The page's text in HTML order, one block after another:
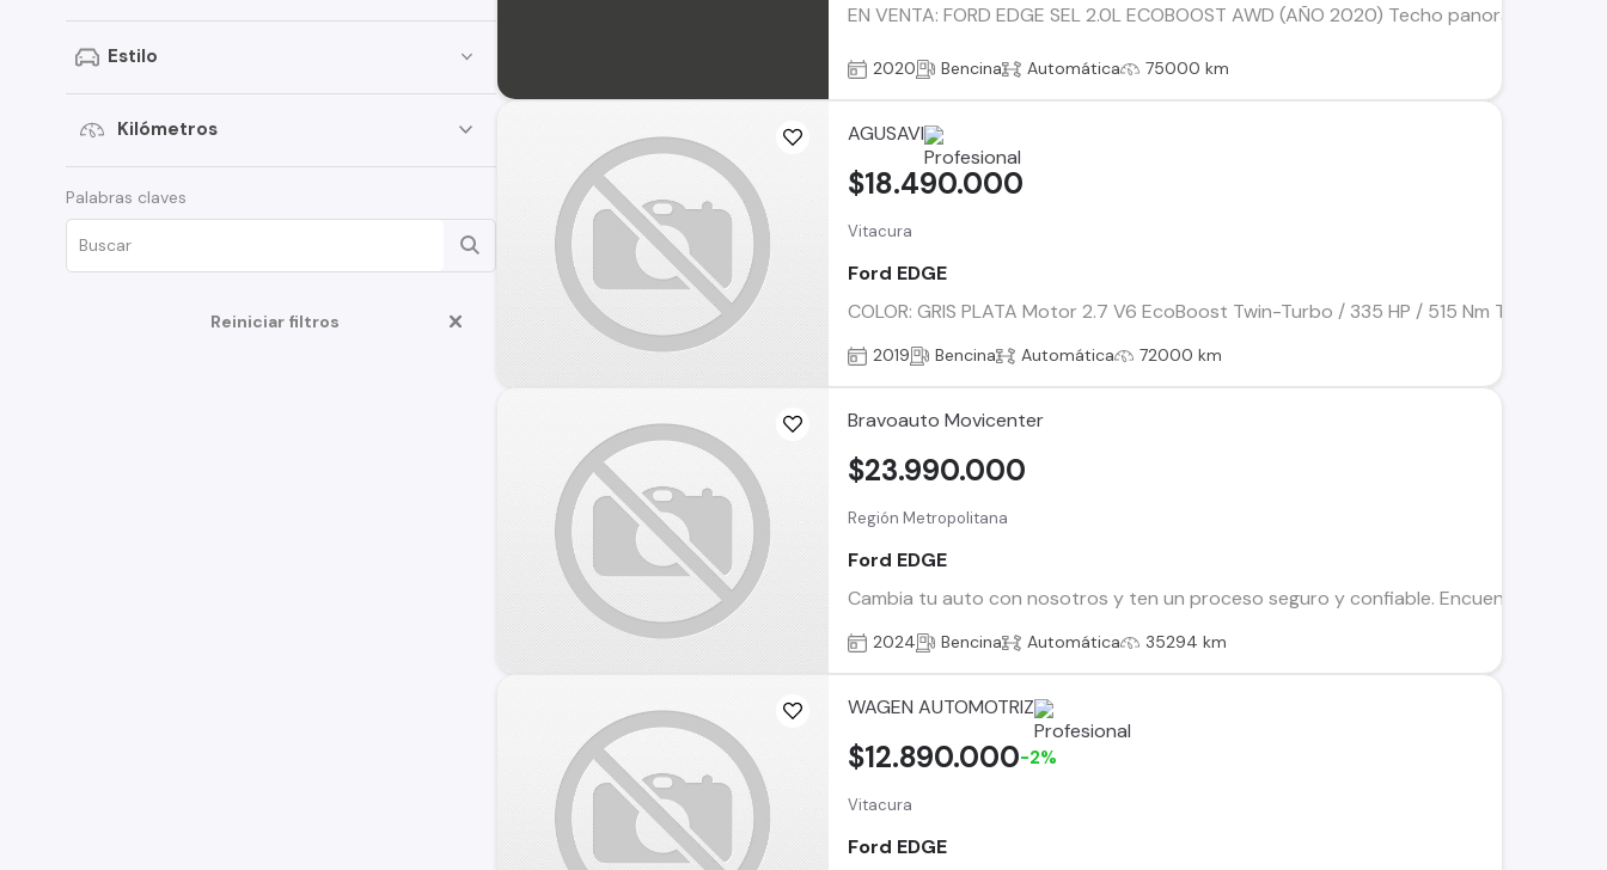
Transit Van
Expedition
Maverick
Edge
Fusion
Estilo
Kilómetros
Palabras claves
Reiniciar filtros
EN VENTA: FORD EDGE SEL 2.0L ECOBOOST AWD (AÑO 2020) Techo
2020 Bencina Automática 75000 km
AGUSAVI
Vitacura
Ford EDGE
COLOR: GRIS PLATA Motor 2.7 V6 EcoBoost Twin-Turbo / 335 HP / 515 Nm
$18.490.000
2019 Bencina Automática 72000 km
Bravoauto Movicenter
Región Metropolitana
Ford EDGE
Cambia tu auto con nosotros y ten un proceso seguro y confiable. Encuentra el ideal
$23.990.000
2024 Bencina Automática 35294 km
WAGEN AUTOMOTRIZ
Vitacura
Ford EDGE
$12.890.000-2%